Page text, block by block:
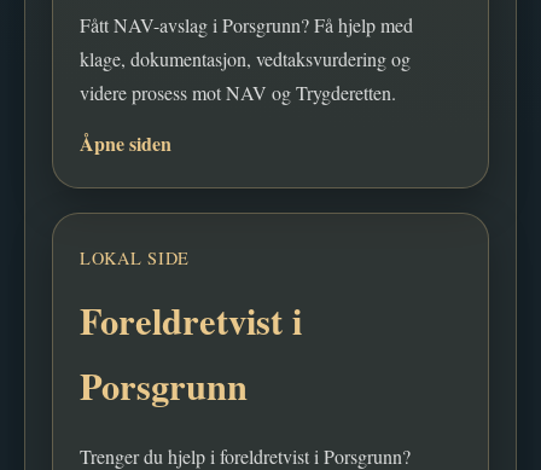
Fått NAV-avslag i Porsgrunn? Få hjelp med
klage, dokumentasjon, vedtaksvurdering og
videre prosess mot NAV og Trygderetten.
Åpne siden
LOKAL SIDE
Foreldretvist i
Porsgrunn
Trenger du hjelp i foreldretvist i Porsgrunn?